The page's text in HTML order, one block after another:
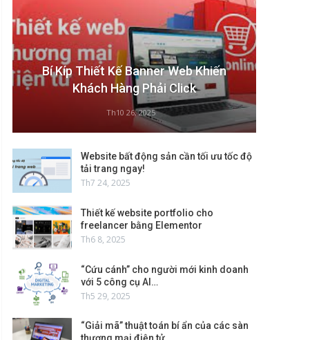
Bí Kíp Thiết Kế Banner Web Khiến
Khách Hàng Phải Click
Th10 26, 2025
Website bất động sản cần tối ưu tốc độ
tải trang ngay!
Th7 24, 2025
Thiết kế website portfolio cho
freelancer bằng Elementor
Th6 8, 2025
“Cứu cánh” cho người mới kinh doanh
với 5 công cụ AI…
Th5 29, 2025
“Giải mã” thuật toán bí ẩn của các sàn